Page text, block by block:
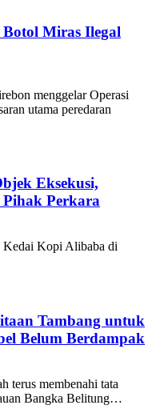
Miras Ilegal
menggelar Operasi
utama peredaran
Eksekusi,
Perkara
Kopi Alibaba di
Tambang untuk
Belum Berdampak
terus membenahi tata
Bangka Belitung…